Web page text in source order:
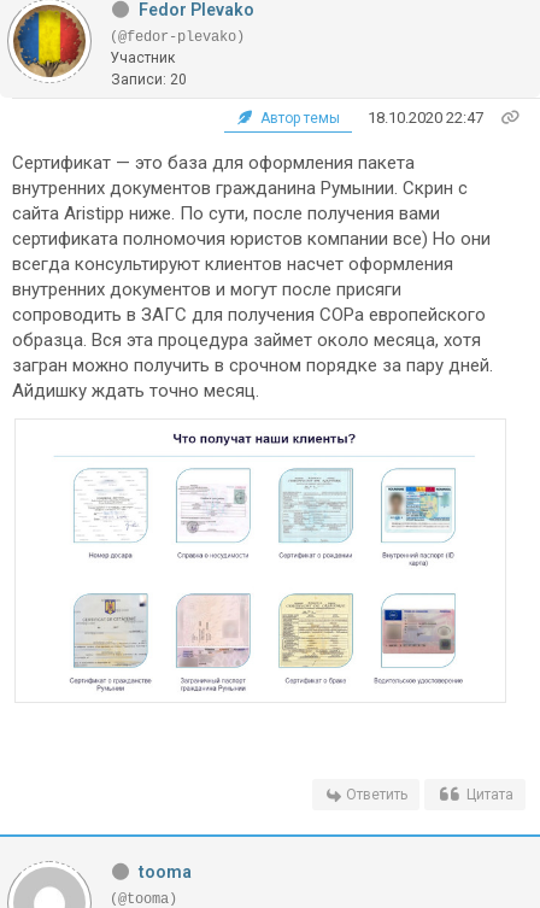
Fedor Plevako
(@fedor-plevako)
Участник
Записи: 20
Автор темы 18.10.2020 22:47
Сертификат — это база для оформления пакета
внутренних документов гражданина Румынии. Скрин с
сайта Aristipp ниже. По сути, после получения вами
сертификата полномочия юристов компании все) Но они
всегда консультируют клиентов насчет оформления
внутренних документов и могут после присяги
сопроводить в ЗАГС для получения СОРа европейского
образца. Вся эта процедура займет около месяца, хотя
загран можно получить в срочном порядке за пару дней.
Айдишку ждать точно месяц.
Ответить Цитата
tooma
(@tooma)